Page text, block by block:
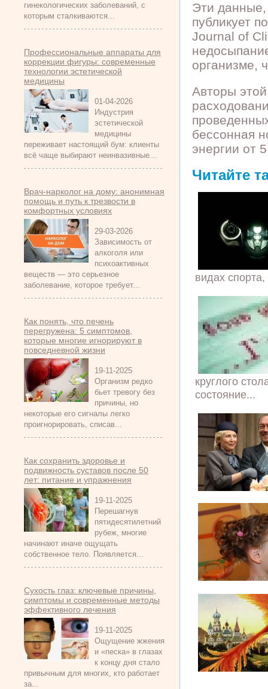
гинекологических заболеваний, с
которым сталкиваются...
Профессиональные аппараты для
коррекции фигуры: современные
технологии эстетической
медицины
01-04-2026
Индустрия
эстетической
медицины
переживает настоящий бум: клиенты
всё чаще выбирают неинвазивные...
Врач-нарколог на дому: анонимная
помощь и путь к трезвости в
комфортных условиях
29-03-2026
Зависимость от
алкоголя или
психоактивных
веществ — это серьезное
заболевание, которое требует...
Как понять, что печень
перегружена: 5 симптомов,
которые многие игнорируют в
повседневной жизни
19-11-2025
Организм редко
бьет тревогу без
причины, но
некоторые его сигналы легко
проигнорировать, списав...
Как сохранить здоровье и
подвижность суставов после 50
лет: питание и упражнения
19-11-2025
Перешагнув
пятидесятилетний
рубеж, многие
начинают иначе ощущать
собственное тело. Появляется...
Сухость глаз: ключевые причины,
симптомы и современные методы
эффективного лечения
19-11-2025
Ощущение жжения
и «песка» в глазах
к концу дня стало
привычным для многих, кто работает
за...
Эти
публикует
Journal of
организме,
Авторы
бессонная
энергии от
Читайте
видах
круглого
состояние...